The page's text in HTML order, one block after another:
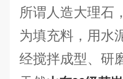
所谓人造大理石
为填充料，用水
经搅拌成型、研